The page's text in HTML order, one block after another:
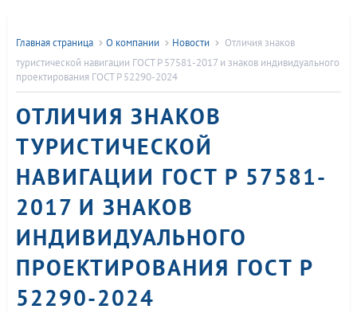
Главная страница О компании Новости
Отличия знаков
туристической навигации ГОСТ Р 57581-2017 и знаков индивидуального
проектирования ГОСТ Р 52290-2024
ОТЛИЧИЯ ЗНАКОВ
ТУРИСТИЧЕСКОЙ
НАВИГАЦИИ ГОСТ Р 57581-
2017 И ЗНАКОВ
ИНДИВИДУАЛЬНОГО
ПРОЕКТИРОВАНИЯ ГОСТ Р
52290-2024